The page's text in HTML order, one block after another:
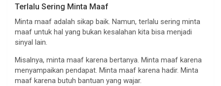
Terlalu Sering Minta Maaf
Minta maaf adalah sikap baik. Namun, terlalu sering minta
maaf untuk hal yang bukan kesalahan kita bisa menjadi
sinyal lain.
Misalnya, minta maaf karena bertanya. Minta maaf karena
menyampaikan pendapat. Minta maaf karena hadir. Minta
maaf karena butuh bantuan yang wajar.